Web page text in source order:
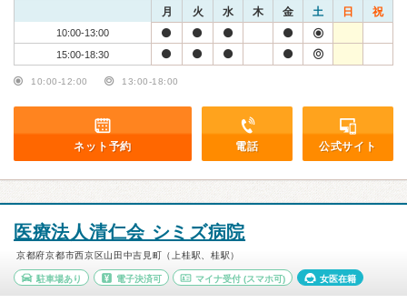
月 火 水 木 金 土 日 祝
10:00-13:00
15:00-18:30
10:00-12:00 13:00-18:00
ネット予約 電話 公式サイト
医療法人清仁会 シミズ病院
京都府京都市西京区山田中吉見町（上桂駅、桂駅）
駐車場あり 電子決済可 マイナ受付 (スマホ可) 女医在籍